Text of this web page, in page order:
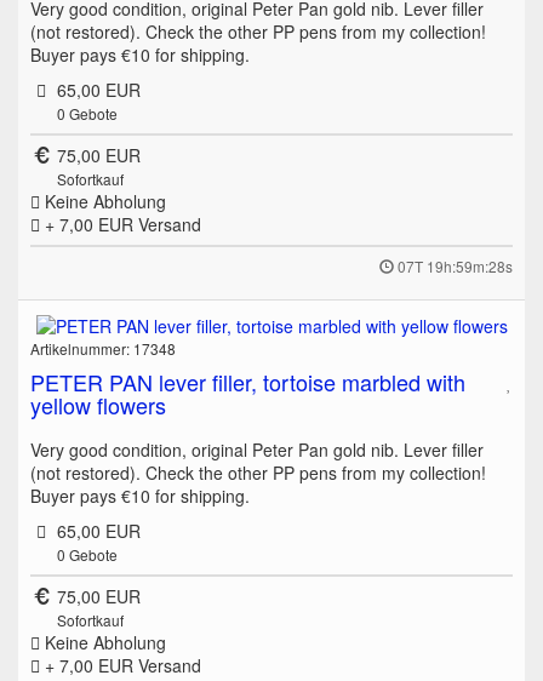
Very good condition, original Peter Pan gold nib. Lever filler
(not restored). Check the other PP pens from my collection!
Buyer pays €10 for shipping.
65,00 EUR
0 Gebote
75,00 EUR
Sofortkauf
Keine Abholung
+ 7,00 EUR Versand
07T 19h:59m:28s
Artikelnummer: 17348
PETER PAN lever filler, tortoise marbled with
yellow flowers
Very good condition, original Peter Pan gold nib. Lever filler
(not restored). Check the other PP pens from my collection!
Buyer pays €10 for shipping.
65,00 EUR
0 Gebote
75,00 EUR
Sofortkauf
Keine Abholung
+ 7,00 EUR Versand